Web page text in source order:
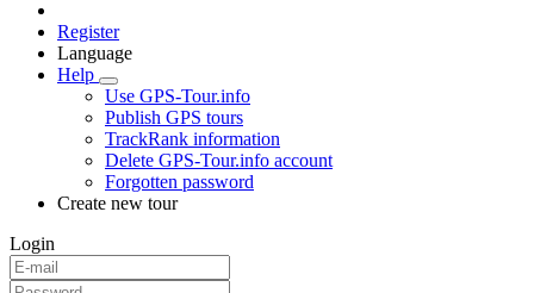
Register
Language
Help
Use GPS-Tour.info
Publish GPS tours
TrackRank information
Delete GPS-Tour.info account
Forgotten password
Create new tour
Login